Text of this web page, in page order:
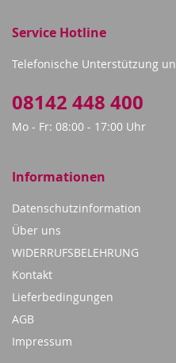
Service Hotline
Telefonische Unterstützung
08142 448 400
Mo - Fr: 08:00 - 17:00 Uhr
Informationen
Datenschutzinformation
Über uns
WIDERRUFSBELEHRUNG
Kontakt
Lieferbedingungen
AGB
Impressum